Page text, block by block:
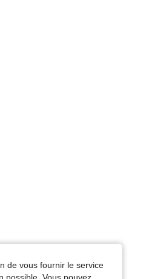
de vous fournir le service